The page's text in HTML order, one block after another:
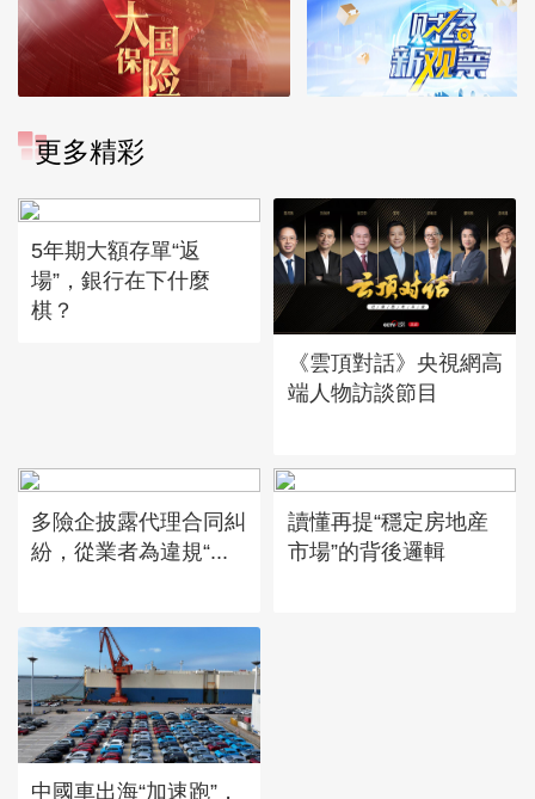
更多精彩
5年期大額存單“返
場”，銀行在下什麼
棋？
《雲頂對話》央視網高
端人物訪談節目
多險企披露代理合同糾
紛，從業者為違規“...
讀懂再提“穩定房地産
市場”的背後邏輯
中國車出海“加速跑”，